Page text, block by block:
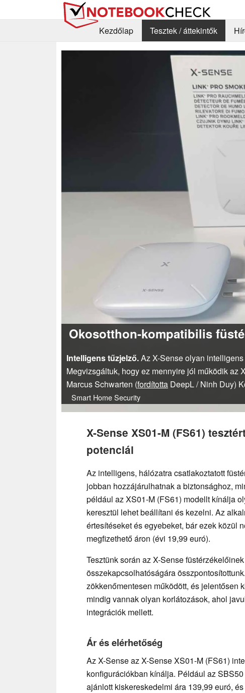
Kezdőlap
Tesztek / áttekintők
Okosotthon-kompatibilis
Intelligens tűzjelző.Az X-Sense olyan
Megvizsgáltuk, hogy ez mennyire jól működik az
Marcus Schwarten (fordította DeepL / Ninh Duy)
Smart HomeSecurity
X-Sense XS01-M (FS61)
potenciál
Az intelligens, hálózatra csatlakoztatott
jobban hozzájárulhatnak a biztonsághoz,
például az XS01-M (FS61) modellt kínálja
keresztül lehet beállítani és kezelni. Az
értesítéseket és egyebeket, bár ezek közül
megfizethető áron (évi 19,99 euró).
Tesztünk során az X-Sense
összekapcsolhatóságára
zökkenőmentesen működött, és jelentősen
mindig vannak olyan korlátozások, ahol
integrációk mellett.
Ár és elérhetőség
Az X-Sense az X-Sense XS01-M (FS61)
konfigurációkban kínálja. Például az
ajánlott kiskereskedelmi ára 139,99 euró,